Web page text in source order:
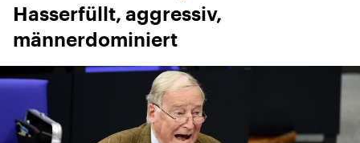
Hasserfüllt, aggressiv,
männerdominiert